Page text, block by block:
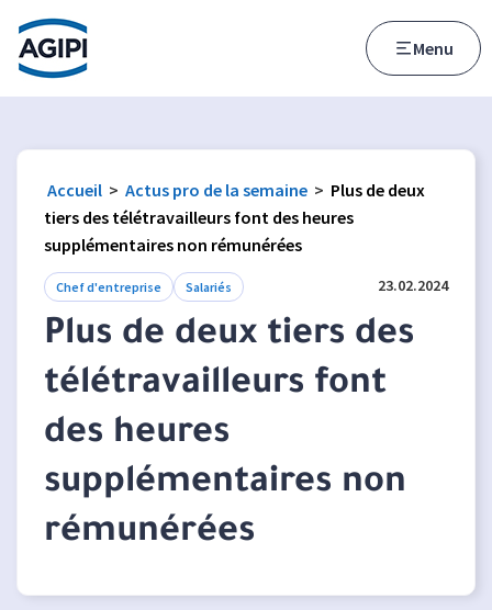
Accès au menu
Accès au contenu principal
Menu
Accueil > Actus pro de la semaine > Plus de deux
tiers des télétravailleurs font des heures
supplémentaires non rémunérées
Chef d'entreprise Salariés 23.02.2024
Plus de deux tiers des
télétravailleurs font
des heures
supplémentaires non
rémunérées